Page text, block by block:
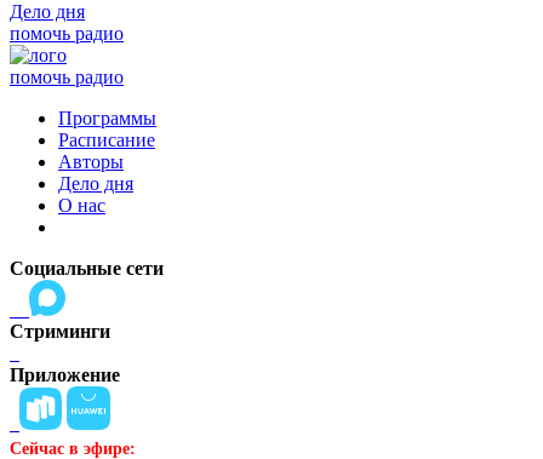
Дело дня
помочь радио
помочь радио
Программы
Расписание
Авторы
Дело дня
О нас
Социальные сети
Стриминги
Приложение
Сейчас в эфире: